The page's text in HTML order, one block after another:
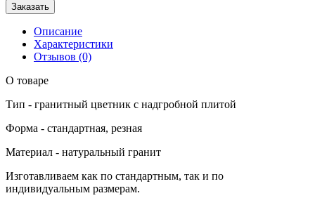
Заказать
Описание
Характеристики
Отзывов (0)
О товаре
Тип - гранитный цветник с надгробной плитой
Форма - стандартная, резная
Материал - натуральный гранит
Изготавливаем как по стандартным, так и по
индивидуальным размерам.